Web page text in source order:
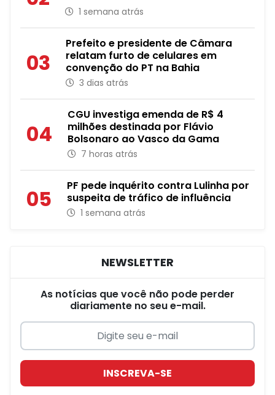
1 semana atrás
03
Prefeito e presidente de Câmara
relatam furto de celulares em
convenção do PT na Bahia
3 dias atrás
04
CGU investiga emenda de R$ 4
milhões destinada por Flávio
Bolsonaro ao Vasco da Gama
7 horas atrás
05
PF pede inquérito contra Lulinha por
suspeita de tráfico de influência
1 semana atrás
NEWSLETTER
As notícias que você não pode perder
diariamente no seu e-mail.
INSCREVA-SE